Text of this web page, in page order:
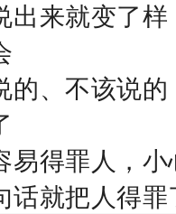
出来就变了样
的、不该说的
易得罪人，小
话就把人得罪